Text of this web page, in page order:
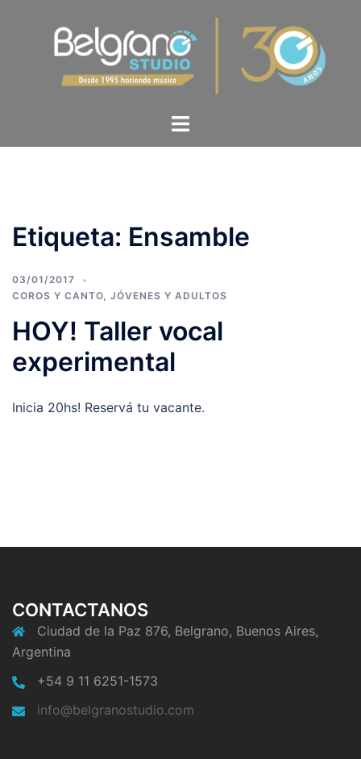
Etiqueta: Ensamble
03/01/2017
COROS Y CANTO, JÓVENES Y ADULTOS
HOY! Taller vocal
experimental
Inicia 20hs! Reservá tu vacante.
CONTACTANOS
Ciudad de la Paz 876, Belgrano, Buenos Aires,
Argentina
+54 9 11 6251-1573
info@belgranostudio.com